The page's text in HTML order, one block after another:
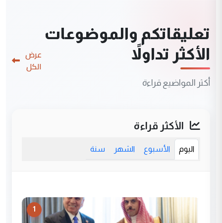
تعليقاتكم والموضوعات
الأكثر تداولاً
أكثر المواضيع قراءة
عرض
الكل
الأكثر قراءة
اليوم الأسبوع الشهر سنة
1